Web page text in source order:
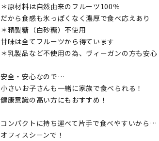
＊原材料は自然由来のフルーツ100％
だから食感も氷っぽくなく濃厚で食べ応えあり
＊精製糖（白砂糖）不使用
甘味は全てフルーツから得ています
＊乳製品など不使用の為、ヴィーガンの方も安心
安全・安心なので…
小さいお子さんも一緒に家族で食べられる！
健康意識の高い方にもおすすめ！
コンパクトに持ち運べて片手で食べやすいから…
オフィスシーンで！